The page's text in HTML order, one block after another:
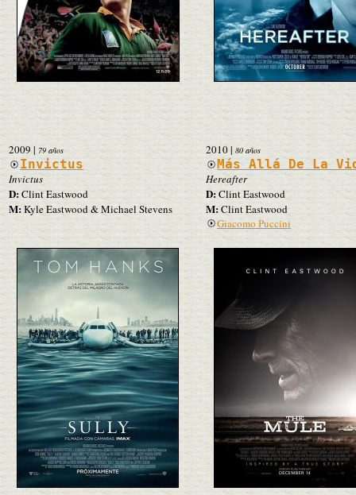
2009| 79 años
Invictus
Invictus
D:Clint Eastwood
M:Kyle Eastwood & Michael Stevens
2010| 80 años
Más Allá De La
Hereafter
D:Clint Eastwood
M:Clint Eastwood
Giacomo Puccini